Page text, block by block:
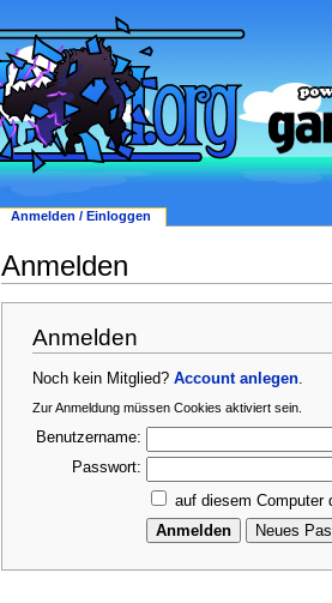
Anmelden
Anmelden
Noch kein Mitglied?Account anlegen
Zur Anmeldung müssen Cookies aktiviert sein.
Benutzername:
Passwort:
auf diesem Computer
Anmelden / Einloggen